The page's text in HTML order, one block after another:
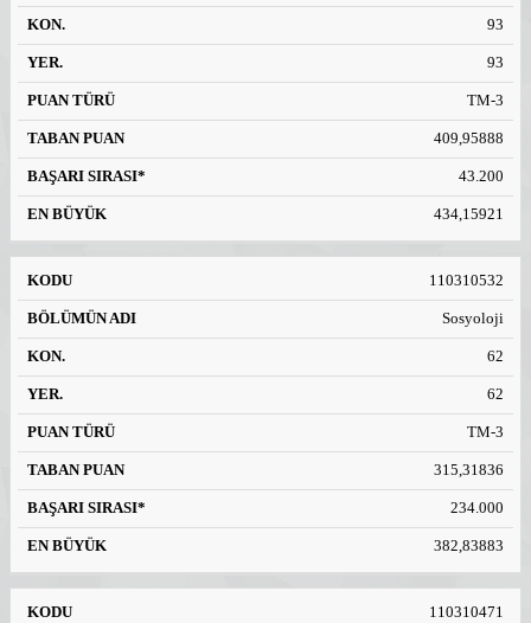
93
93
TM-3
409,95888
43.200
434,15921
110310532
Sosyoloji
62
62
TM-3
315,31836
234.000
382,83883
110310471